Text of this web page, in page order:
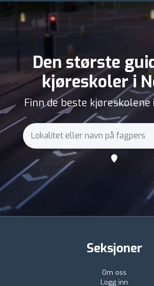
Den største
kjøreskoler i
Finn de beste
Seksjoner
Om oss
Logg inn